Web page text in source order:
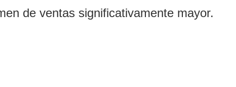
de ventas significativamente mayor.